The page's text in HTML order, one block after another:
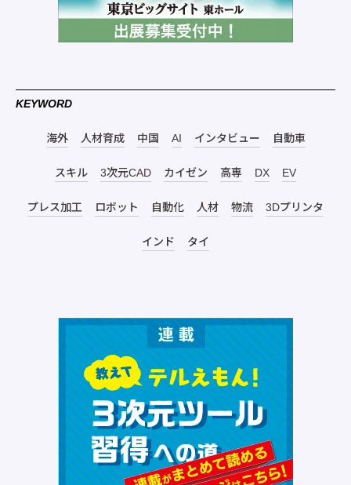
KEYWORD
海外 人材育成 中国 AI インタビュー 自動車
スキル 3次元CAD カイゼン 高専 DX EV
プレス加工 ロボット 自動化 人材 物流 3Dプリンタ
インド タイ